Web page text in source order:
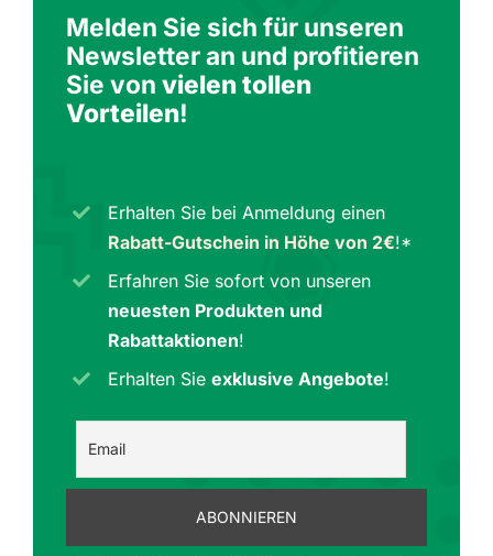
Melden Sie sich für unseren
Newsletter an und profitieren
Sie von vielen tollen
Vorteilen!
Erhalten Sie bei Anmeldung einen
Rabatt-Gutschein in Höhe von 2€!*
Erfahren Sie sofort von unseren
neuesten Produkten und
Rabattaktionen!
Erhalten Sieexklusive Angebote!